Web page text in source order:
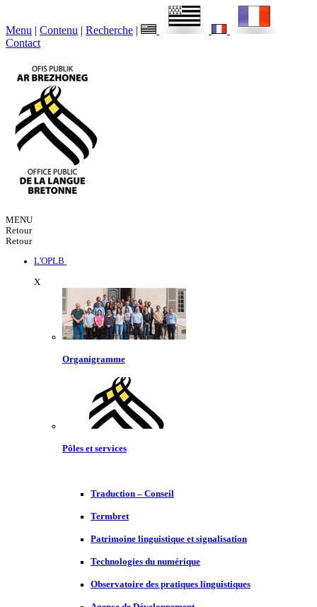
Menu | Contenu | Recherche |
Contact
MENU
Retour
Retour
L'OPLB
X
Organigramme
Pôles et services
Traduction – Conseil
Termbret
Patrimoine linguistique et signalisation
Technologies du numérique
Observatoire des pratiques linguistiques